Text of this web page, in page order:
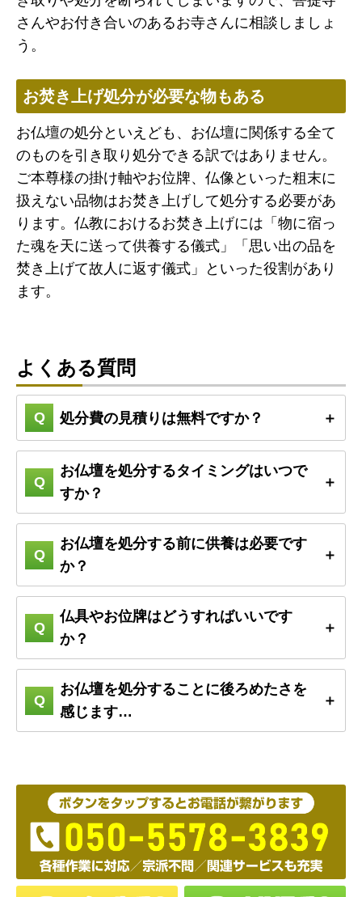
さんやお付き合いのあるお寺さんに相談しましょ
う。
お焚き上げ処分が必要な物もある
お仏壇の処分といえども、お仏壇に関係する全て
のものを引き取り処分できる訳ではありません。
ご本尊様の掛け軸やお位牌、仏像といった粗末に
扱えない品物はお焚き上げして処分する必要があ
ります。仏教におけるお焚き上げには「物に宿っ
た魂を天に送って供養する儀式」「思い出の品を
焚き上げて故人に返す儀式」といった役割があり
ます。
よくある質問
処分費の見積りは無料ですか？
お仏壇を処分するタイミングはいつで
すか？
お仏壇を処分する前に供養は必要です
か？
仏具やお位牌はどうすればいいです
か？
お仏壇を処分することに後ろめたさを
感じます…